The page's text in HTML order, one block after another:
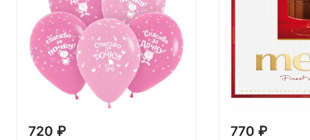
720 ₽ 770 ₽